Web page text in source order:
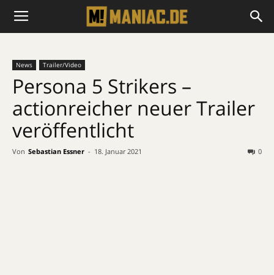
News Trailer/Video
Persona 5 Strikers –
actionreicher neuer Trailer
veröffentlicht
Von Sebastian Essner - 18. Januar 2021 0